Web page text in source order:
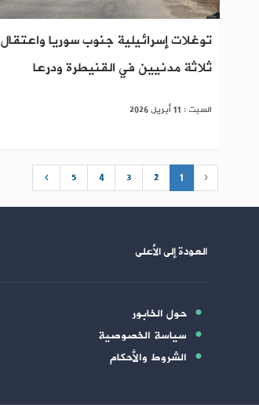
توغلات إسرائيلية جنوب سوريا واعتقال
ثلاثة مدنيين في القنيطرة ودرعا
السبت : 11 أبريل 2026
‹
1
2
3
4
5
›
العودة إلى الأعلى
حول الخابور
سياسة الخصوصية
الشروط والأحكام